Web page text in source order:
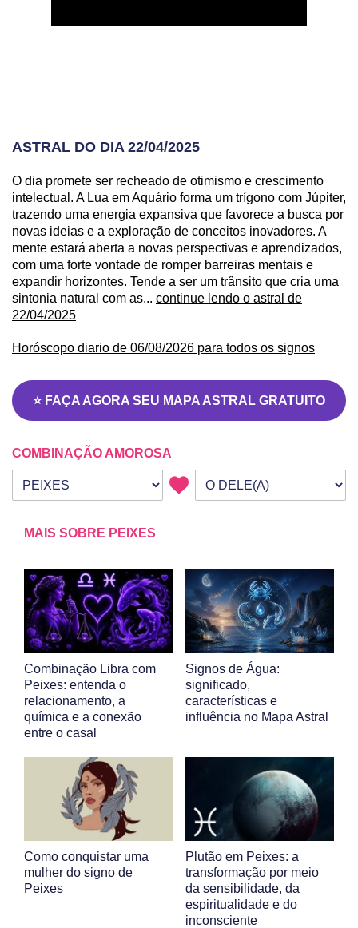
ASTRAL DO DIA 22/04/2025
O dia promete ser recheado de otimismo e crescimento
intelectual. A Lua em Aquário forma um trígono com Júpiter,
trazendo uma energia expansiva que favorece a busca por
novas ideias e a exploração de conceitos inovadores. A
mente estará aberta a novas perspectivas e aprendizados,
com uma forte vontade de romper barreiras mentais e
expandir horizontes. Tende a ser um trânsito que cria uma
sintonia natural com as... continue lendo o astral de
22/04/2025
Horóscopo diario de 06/08/2026 para todos os signos
⭐ FAÇA AGORA SEU MAPA ASTRAL GRATUITO
COMBINAÇÃO AMOROSA
Seu signo
Signo da outra pessoa
MAIS SOBRE PEIXES
Combinação Libra com
Peixes: entenda o
relacionamento, a
química e a conexão
entre o casal
Signos de Água:
significado,
características e
influência no Mapa Astral
Como conquistar uma
mulher do signo de
Peixes
Plutão em Peixes: a
transformação por meio
da sensibilidade, da
espiritualidade e do
inconsciente